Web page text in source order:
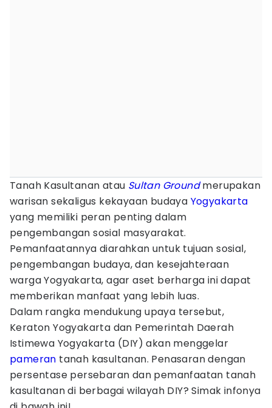
Tanah Kasultanan atau Sultan Groundmerupakan
warisan sekaligus kekayaan budaya Yogyakarta
yang memiliki peran penting dalam
pengembangan sosial masyarakat.
Pemanfaatannya diarahkan untuk tujuan sosial,
pengembangan budaya, dan kesejahteraan
warga Yogyakarta, agar aset berharga ini dapat
memberikan manfaat yang lebih luas.
Dalam rangka mendukung upaya tersebut,
Keraton Yogyakarta dan Pemerintah Daerah
Istimewa Yogyakarta (DIY) akan menggelar
pameran tanah kasultanan. Penasaran dengan
persentase persebaran dan pemanfaatan tanah
kasultanan di berbagai wilayah DIY? Simak infonya